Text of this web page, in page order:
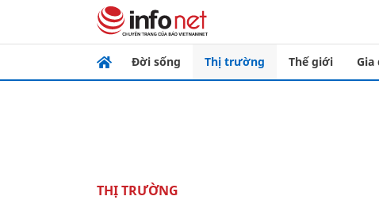
Đời sống Thị trường Thế giới Gia
THỊ TRƯỜNG